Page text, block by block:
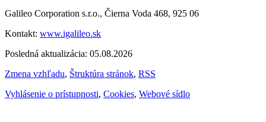
Galileo Corporation s.r.o., Čierna Voda 468, 925 06
Kontakt: www.igalileo.sk
Posledná aktualizácia: 05.08.2026
Zmena vzhľadu, Štruktúra stránok, RSS
Vyhlásenie o prístupnosti, Cookies, Webové sídlo